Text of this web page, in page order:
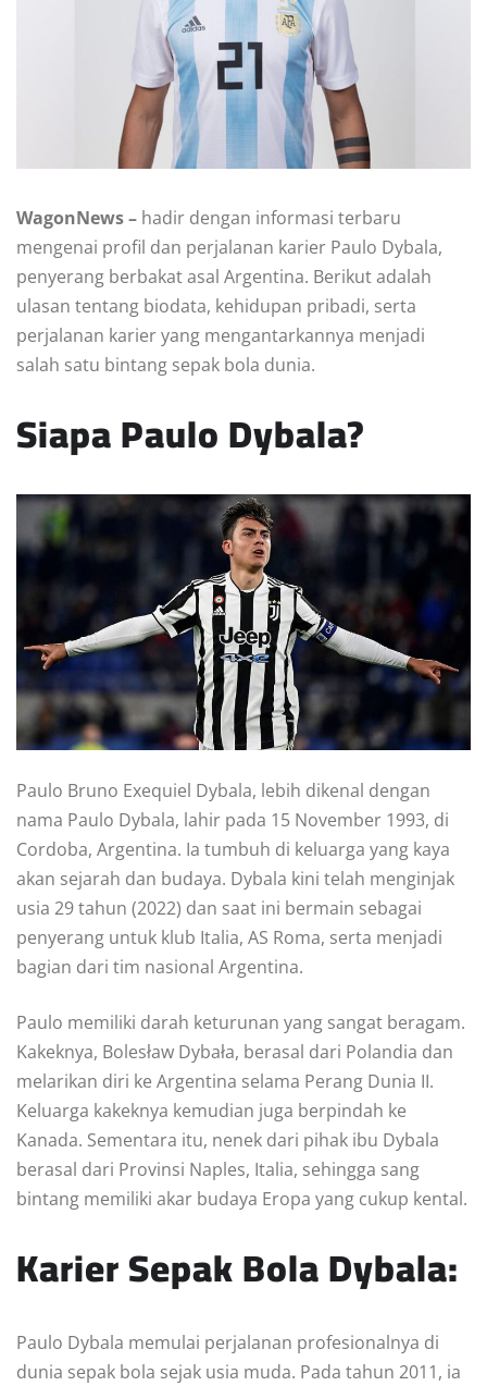
WagonNews – hadir dengan informasi terbaru
mengenai profil dan perjalanan karier Paulo Dybala,
penyerang berbakat asal Argentina. Berikut adalah
ulasan tentang biodata, kehidupan pribadi, serta
perjalanan karier yang mengantarkannya menjadi
salah satu bintang sepak bola dunia.
Siapa Paulo Dybala?
Paulo Bruno Exequiel Dybala, lebih dikenal dengan
nama Paulo Dybala, lahir pada 15 November 1993, di
Cordoba, Argentina. Ia tumbuh di keluarga yang kaya
akan sejarah dan budaya. Dybala kini telah menginjak
usia 29 tahun (2022) dan saat ini bermain sebagai
penyerang untuk klub Italia, AS Roma, serta menjadi
bagian dari tim nasional Argentina.
Paulo memiliki darah keturunan yang sangat beragam.
Kakeknya, Bolesław Dybała, berasal dari Polandia dan
melarikan diri ke Argentina selama Perang Dunia II.
Keluarga kakeknya kemudian juga berpindah ke
Kanada. Sementara itu, nenek dari pihak ibu Dybala
berasal dari Provinsi Naples, Italia, sehingga sang
bintang memiliki akar budaya Eropa yang cukup kental.
Karier Sepak Bola Dybala:
Paulo Dybala memulai perjalanan profesionalnya di
dunia sepak bola sejak usia muda. Pada tahun 2011, ia